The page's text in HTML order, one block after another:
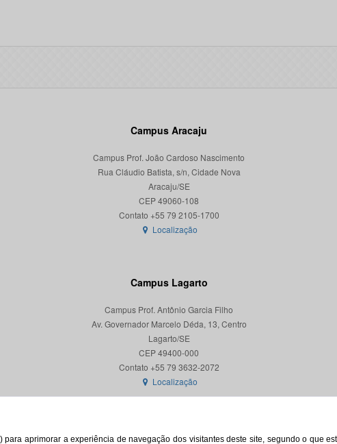
aprimorar a experiência de navegação dos visitantes deste site, segundo o que
Campus Aracaju
Campus Prof. João Cardoso Nascimento
Rua Cláudio Batista, s/n, Cidade Nova
Aracaju/SE
CEP 49060-108
Localização
Campus Lagarto
Campus Prof. Antônio Garcia Filho
Av. Governador Marcelo Déda, 13, Centro
Lagarto/SE
CEP 49400-000
Localização